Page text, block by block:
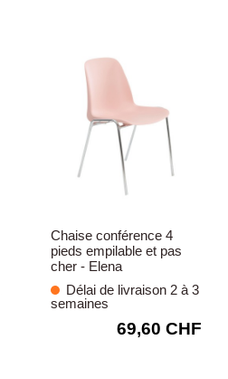
Chaise conférence 4
pieds empilable et pas
cher - Elena
Délai de livraison 2 à 3
semaines
69,60 CHF